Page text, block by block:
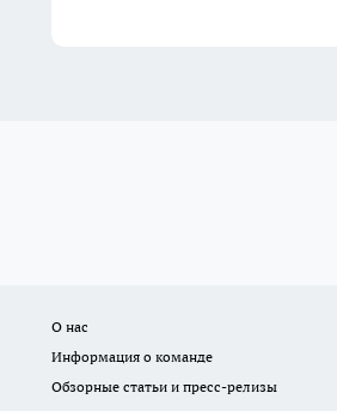
О нас
Информация о команде
Обзорные статьи и пресс-релизы